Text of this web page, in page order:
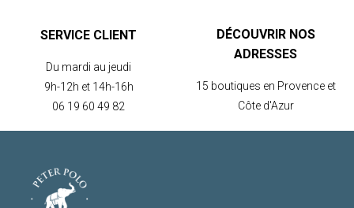
SERVICE CLIENT
Du mardi au jeudi
9h-12h et 14h-16h
06 19 60 49 82
DÉCOUVRIR NOS
ADRESSES
15 boutiques en Provence et
Côte d'Azur